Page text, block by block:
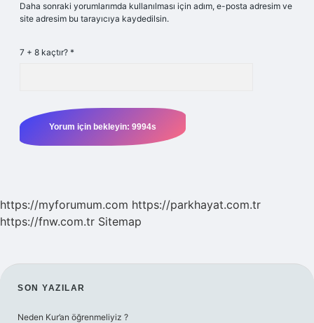
Daha sonraki yorumlarımda kullanılması için adım, e-posta adresim ve
site adresim bu tarayıcıya kaydedilsin.
7 + 8 kaçtır? *
https://myforumum.com https://parkhayat.com.tr
https://fnw.com.tr Sitemap
SIDEBAR
SON YAZILAR
Neden Kur’an öğrenmeliyiz ?